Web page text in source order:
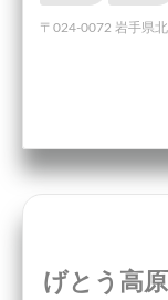
〒024-0072 岩手県
げとう高